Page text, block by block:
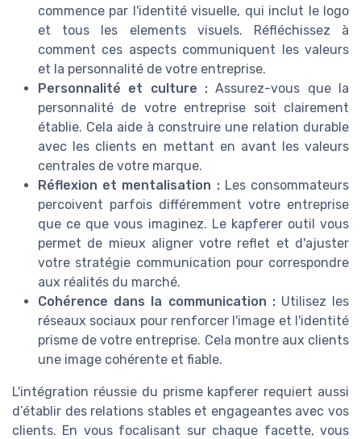
commence par l'identité visuelle, qui inclut le logo
et tous les elements visuels. Réfléchissez à
comment ces aspects communiquent les valeurs
et la personnalité de votre entreprise.
Personnalité et culture : Assurez-vous que la
personnalité de votre entreprise soit clairement
établie. Cela aide à construire une relation durable
avec les clients en mettant en avant les valeurs
centrales de votre marque.
Réflexion et mentalisation :Les consommateurs
percoivent parfois différemment votre entreprise
que ce que vous imaginez. Le kapferer outil vous
permet de mieux aligner votre reflet et d'ajuster
votre stratégie communication pour correspondre
aux réalités du marché.
Cohérence dans la communication :Utilisez les
réseaux sociaux pour renforcer l'image et l'identité
prisme de votre entreprise. Cela montre aux clients
une image cohérente et fiable.
L'intégration réussie du prisme kapferer requiert aussi
d’établir des relations stables et engageantes avec vos
clients. En vous focalisant sur chaque facette, vous